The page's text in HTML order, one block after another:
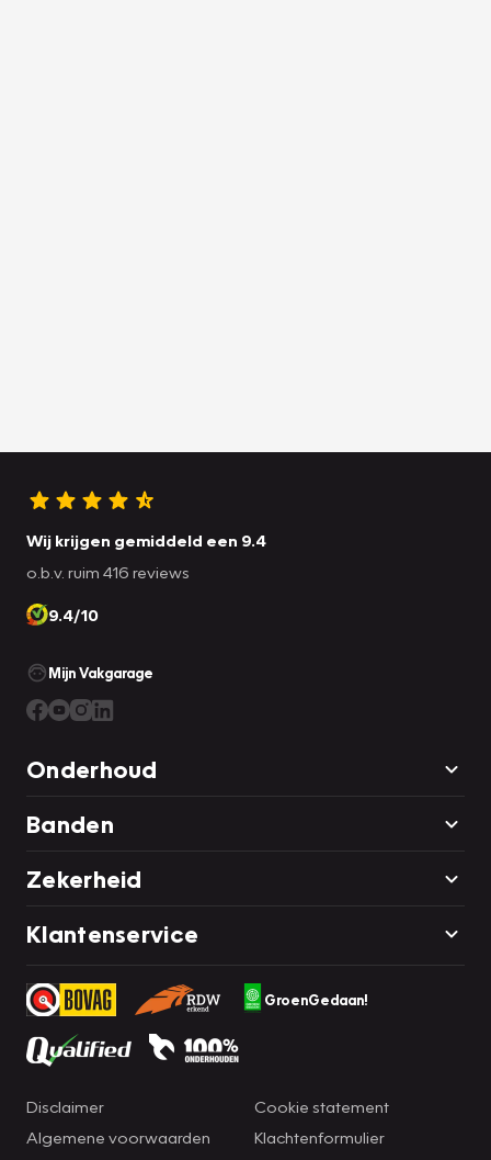
Wij krijgen gemiddeld een 9.4
o.b.v. ruim 416 reviews
9.4/10
Mijn Vakgarage
Onderhoud
Banden
Zekerheid
Klantenservice
GroenGedaan!
Disclaimer
Algemene voorwaarden
Cookie statement
Klachtenformulier